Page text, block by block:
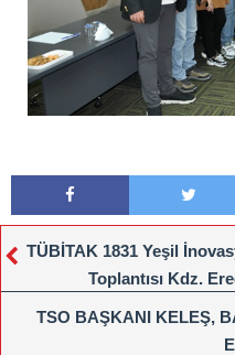
TÜBİTAK 1831 Yeşil
Toplantısı Kdz.
TSO BAŞKANI KELEŞ,